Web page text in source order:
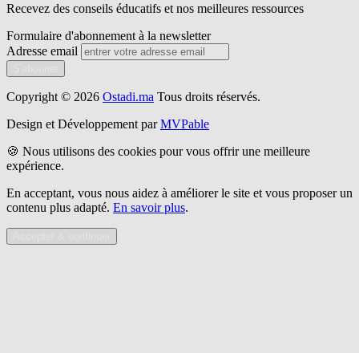
Recevez des conseils éducatifs et nos meilleures ressources
Formulaire d'abonnement à la newsletter
Adresse email
Copyright © 2026 Ostadi.ma Tous droits réservés.
Design et Développement par MVPable
🍪 Nous utilisons des cookies pour vous offrir une meilleure
expérience.
En acceptant, vous nous aidez à améliorer le site et vous proposer un
contenu plus adapté. En savoir plus.